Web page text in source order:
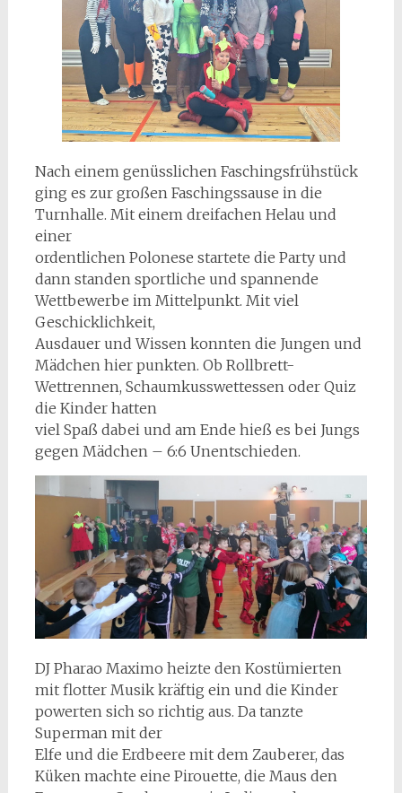
Nach einem genüsslichen Faschingsfrühstück
ging es zur großen Faschingssause in die
Turnhalle. Mit einem dreifachen Helau und
einer
ordentlichen Polonese startete die Party und
dann standen sportliche und spannende
Wettbewerbe im Mittelpunkt. Mit viel
Geschicklichkeit,
Ausdauer und Wissen konnten die Jungen und
Mädchen hier punkten. Ob Rollbrett-
Wettrennen, Schaumkusswettessen oder Quiz
die Kinder hatten
viel Spaß dabei und am Ende hieß es bei Jungs
gegen Mädchen – 6:6 Unentschieden.
DJ Pharao Maximo heizte den Kostümierten
mit flotter Musik kräftig ein und die Kinder
powerten sich so richtig aus. Da tanzte
Superman mit der
Elfe und die Erdbeere mit dem Zauberer, das
Küken machte eine Pirouette, die Maus den